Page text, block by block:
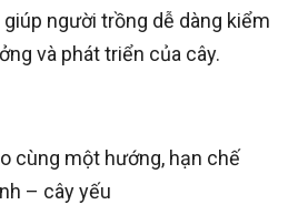
người trồng dễ dàng kiểm
và phát triển của cây.
cùng một hướng, hạn chế
– cây yếu